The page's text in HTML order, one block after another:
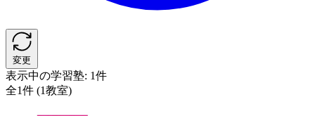
変更
表示中の学習塾: 1件
全1件 (1教室)